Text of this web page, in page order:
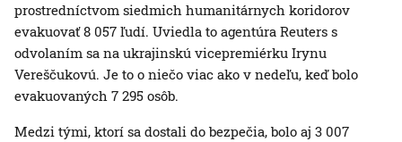
prostredníctvom siedmich humanitárnych koridorov
evakuovať 8 057 ľudí. Uviedla to agentúra Reuters s
odvolaním sa na ukrajinskú vicepremiérku Irynu
Vereščukovú. Je to o niečo viac ako v nedeľu, keď bolo
evakuovaných 7 295 osôb.
Medzi tými, ktorí sa dostali do bezpečia, bolo aj 3 007